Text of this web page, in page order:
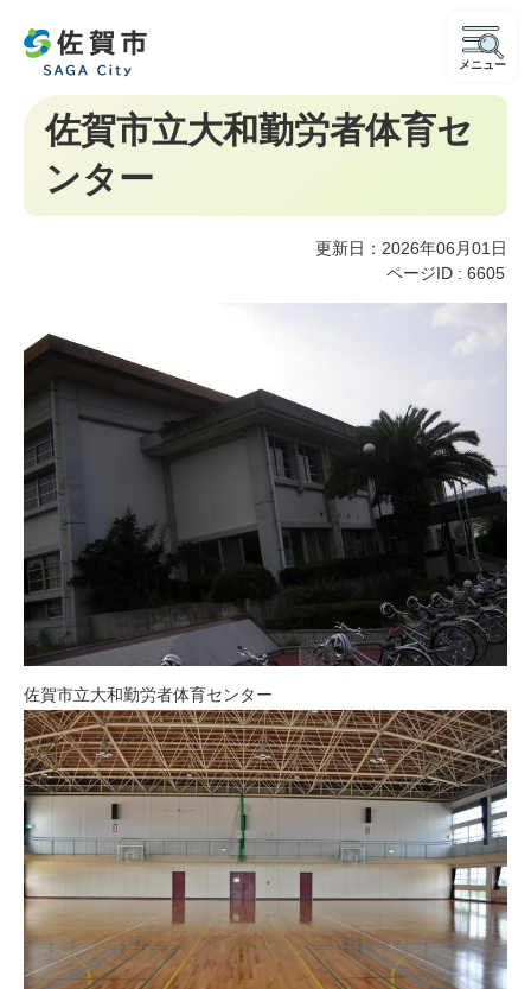
メニュー
佐賀市立大和勤労者体育セ
ンター
更新日：2026年06月01日
ページID : 6605
佐賀市立大和勤労者体育センター